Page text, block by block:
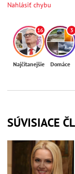
Nahlásiť chybu
16
Najčítanejšie
3
Domáce
SÚVISIACE